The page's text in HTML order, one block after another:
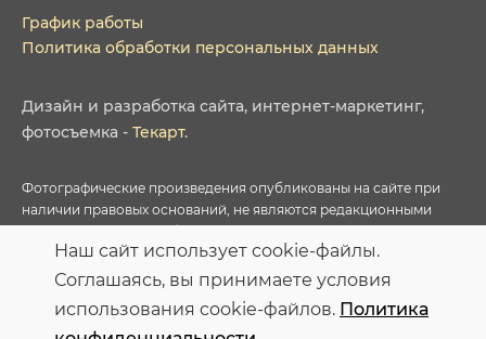
График работы
Политика обработки персональных данных
Дизайн и разработка сайта, интернет-маркетинг,
фотосъемка - Текарт.
Фотографические произведения опубликованы на сайте при
наличии правовых оснований, не являются редакционными
условиями приобретенных Лицензий соответствующих
фотобанков.
Персональные данные опубликованы на сайте при наличии
Наш сайт использует cookie-файлы.
Соглашаясь, вы принимаете условия
использования cookie-файлов. Политика